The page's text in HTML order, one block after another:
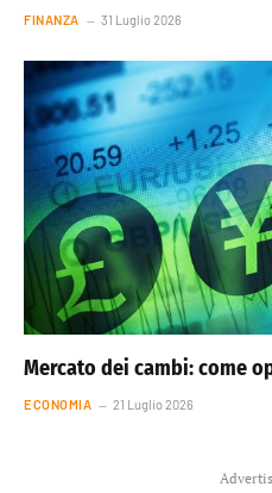
FINANZA 31 Luglio 2026
Mercato dei cambi: come
ECONOMIA 21 Luglio 2026